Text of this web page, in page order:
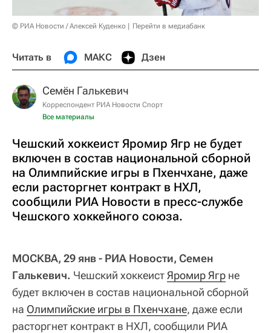
© РИА Новости / Алексей Куденко Перейти в медиабанк
Читать в МАКС Дзен
Семён Галькевич
Корреспондент РИА Новости Спорт
Все материалы
Чешский хоккеист Яромир Ягр не будет
включен в состав национальной сборной
на Олимпийские игры в Пхенчхане, даже
если расторгнет контракт в НХЛ,
сообщили РИА Новости в пресс-службе
Чешского хоккейного союза.
МОСКВА, 29 янв - РИА Новости, Семен
Галькевич. Чешский хоккеист Яромир Ягр не
будет включен в состав национальной сборной
на Олимпийские игры в Пхенчхане, даже если
расторгнет контракт в НХЛ, сообщили РИА